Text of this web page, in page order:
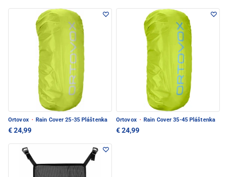
Ortovox · Rain Cover 25-35 Pláštenka
€ 24,99
Ortovox · Rain Cover 35-45 Pláštenka
€ 24,99